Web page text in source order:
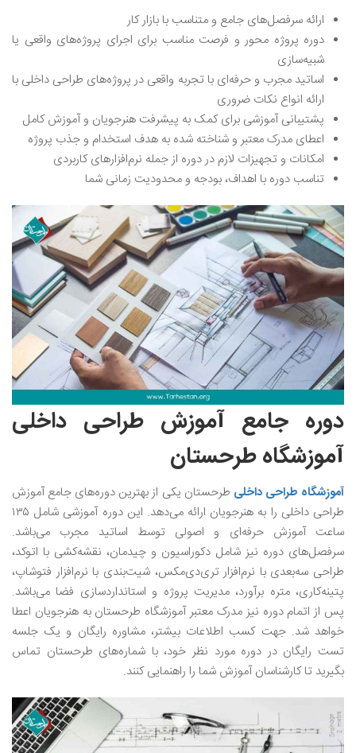
ارائه سرفصل‌های جامع و متناسب با بازار کار
دوره پروژه محور و فرصت مناسب برای اجرای پروژه‌های واقعی یا
شبیه‌سازی
اساتید مجرب و حرفه‌ای با تجربه واقعی در پروژه‌های طراحی داخلی با
ارائه انواع نکات ضروری
پشتیبانی‌ آموزشی برای کمک به پیشرفت هنرجویان و آموزش کامل
اعطای مدرک معتبر و شناخته شده به هدف استخدام و جذب پروژه
امکانات و تجهیزات لازم در دوره از جمله نرم‌افزار‌های کاربردی
تناسب دوره با اهداف، بودجه و محدودیت زمانی شما
دوره جامع آموزش طراحی داخلی
آموزشگاه طرحستان
آموزشگاه طراحی داخلی طرحستان یکی از بهترین دوره‌های جامع آموزش
طراحی داخلی را به هنرجویان ارائه می‌دهد. این دوره آموزشی شامل ۱۳۵
ساعت آموزش حرفه‌ای و اصولی توسط اساتید مجرب می‌باشد.
سرفصل‌های دوره نیز شامل دکوراسیون و چیدمان، نقشه‌کشی با اتوکد،
طراحی سه‌بعدی با نرم‌افزار تری‌دی‌مکس، شیت‌بندی با نرم‌افزار فتوشاپ،
پتینه‌کاری، متره برآورد، مدیریت پروژه و استانداردسازی‌ فضا می‌باشد.
پس از اتمام دوره نیز مدرک معتبر آموزشگاه طرحستان به هنرجویان اعطا
خواهد شد. جهت کسب اطلاعات بیشتر، مشاوره رایگان و یک جلسه
تست رایگان در دوره مورد نظر خود، با شماره‌های طرحستان تماس
بگیرید تا کارشناسان آموزش شما را راهنمایی کنند.